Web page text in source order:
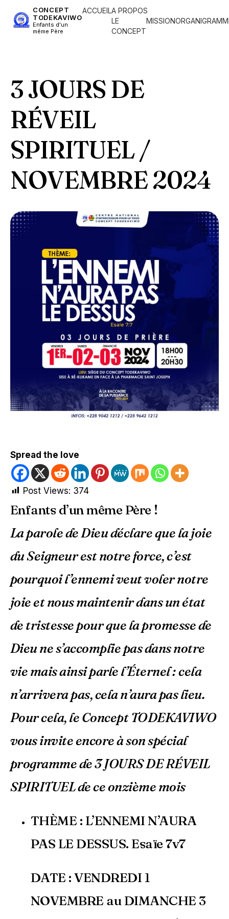
CONCEPT
TODEKAVIWO
Enfants d'un
même Père
ACCUEILA PROPOS
LE
CONCEPT
MISSION
3 JOURS DE
RÉVEIL
SPIRITUEL /
NOVEMBRE 2024
Spread the love
Post Views: 374
Enfants d’un même Père !
La parole de Dieu déclare que la joie
du Seigneur est notre force, c’est
pourquoi l’ennemi veut voler notre
joie et nous maintenir dans un état
de tristesse pour que la promesse de
Dieu ne s’accomplie pas dans notre
vie mais ainsi parle l’Éternel : cela
n’arrivera pas, cela n’aura pas lieu.
Pour cela, le Concept TODEKAVIWO
vous invite encore à son spécial
programme de 3 JOURS DE RÉVEIL
SPIRITUEL de ce onzième mois
THÈME : L’ENNEMI N’AURA
PAS LE DESSUS. Esaïe 7v7
DATE : VENDREDI 1
NOVEMBRE au DIMANCHE 3